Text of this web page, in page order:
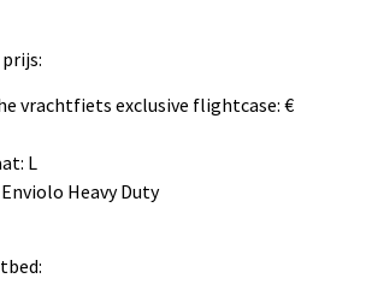
vrachtfiets exclusive flightcase: €
L
Heavy Duty